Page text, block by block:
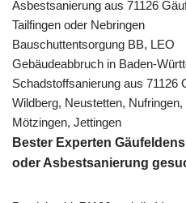
Asbestsanierung aus 71126
Tailfingen oder Nebringen
Bauschuttentsorgung BB, LEO
Gebäudeabbruch in Baden-
Schadstoffsanierung aus 71126
Wildberg, Neustetten,
Mötzingen, Jettingen
Bester Experten
oder Asbestsanierung